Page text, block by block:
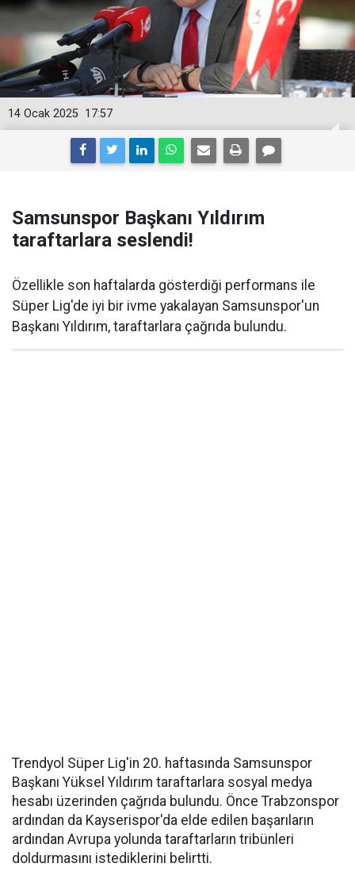
17:57
14 Ocak 2025
Samsunspor Başkanı Yıldırım
taraftarlara seslendi!
Özellikle son haftalarda gösterdiği performans ile
Süper Lig'de iyi bir ivme yakalayan Samsunspor'un
Başkanı Yıldırım, taraftarlara çağrıda bulundu.
Trendyol Süper Lig'in 20. haftasında Samsunspor
Başkanı Yüksel Yıldırım taraftarlara sosyal medya
hesabı üzerinden çağrıda bulundu. Önce Trabzonspor
ardından da Kayserispor'da elde edilen başarıların
ardından Avrupa yolunda taraftarların tribünleri
doldurmasını istediklerini belirtti.